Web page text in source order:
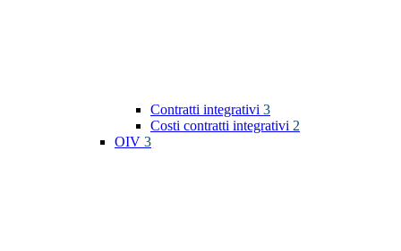
Contratti integrativi 3
Costi contratti integrativi 2
OIV 3